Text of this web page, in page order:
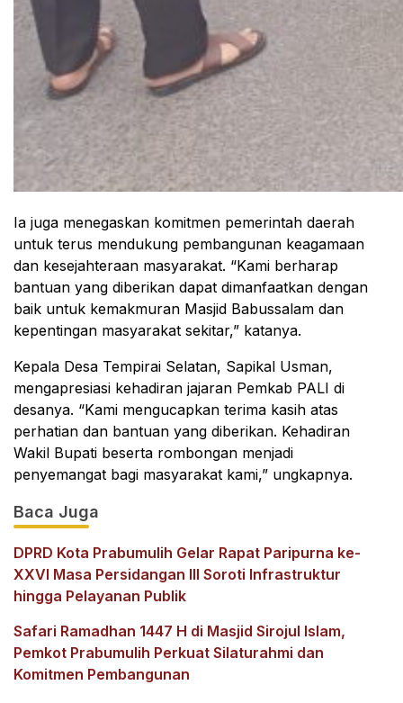
Ia juga menegaskan komitmen pemerintah daerah
untuk terus mendukung pembangunan keagamaan
dan kesejahteraan masyarakat. “Kami berharap
bantuan yang diberikan dapat dimanfaatkan dengan
baik untuk kemakmuran Masjid Babussalam dan
kepentingan masyarakat sekitar,” katanya.
Kepala Desa Tempirai Selatan, Sapikal Usman,
mengapresiasi kehadiran jajaran Pemkab PALI di
desanya. “Kami mengucapkan terima kasih atas
perhatian dan bantuan yang diberikan. Kehadiran
Wakil Bupati beserta rombongan menjadi
penyemangat bagi masyarakat kami,” ungkapnya.
Baca Juga
DPRD Kota Prabumulih Gelar Rapat Paripurna ke-
XXVI Masa Persidangan III Soroti Infrastruktur
hingga Pelayanan Publik
Safari Ramadhan 1447 H di Masjid Sirojul Islam,
Pemkot Prabumulih Perkuat Silaturahmi dan
Komitmen Pembangunan